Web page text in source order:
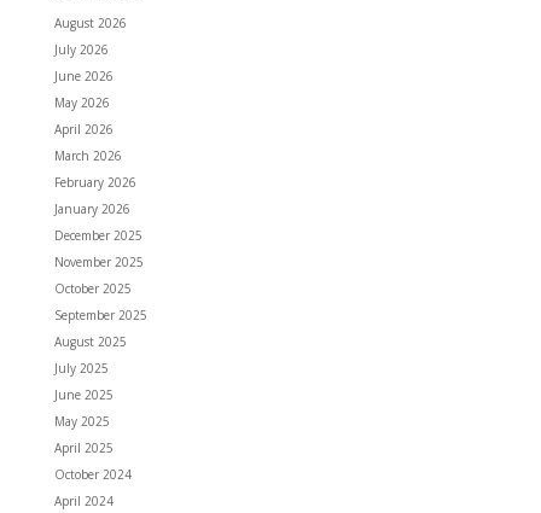
August 2026
July 2026
June 2026
May 2026
April 2026
March 2026
February 2026
January 2026
December 2025
November 2025
October 2025
September 2025
August 2025
July 2025
June 2025
May 2025
April 2025
October 2024
April 2024